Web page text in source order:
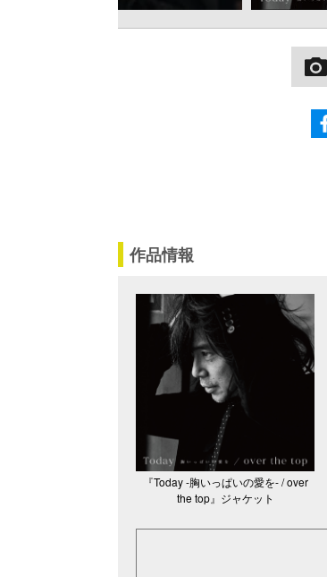
作品情報
『Today -胸いっぱいの愛を- / over
the top』ジャケット